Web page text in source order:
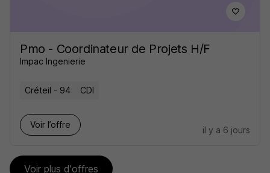
Pmo - Coordinateur de Projets H/F
Impac Ingenierie
Créteil - 94 CDI
Voir l’offre
il y a 6 jours
Voir plus d'offres